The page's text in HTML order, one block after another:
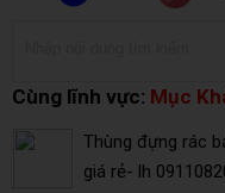
Cùng lĩnh vực: Mục
Thùng đựng rác
giá rẻ- lh